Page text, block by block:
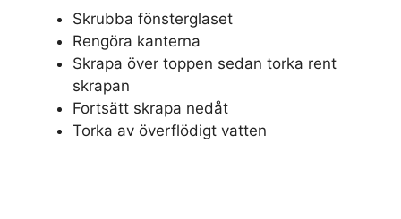
Skrubba fönsterglaset
Rengöra kanterna
Skrapa över toppen sedan torka rent
skrapan
Fortsätt skrapa nedåt
Torka av överflödigt vatten